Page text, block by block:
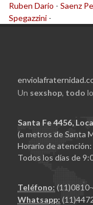
Ruben Dario - Saenz
Spegazzini -
Un sexshop, todo lo
Santa Fe 4456,
(a metros de Santa
Horario de atención:
Todos los días de
Teléfono:
Whatsapp: